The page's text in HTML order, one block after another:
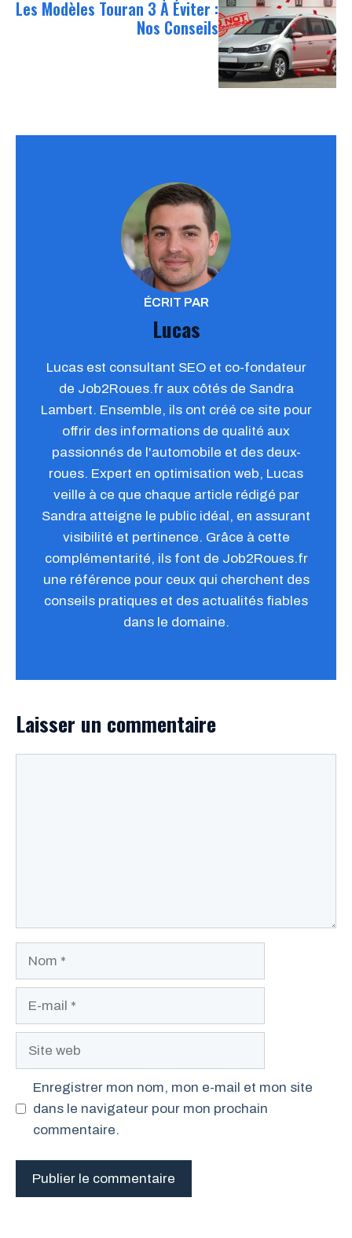
Les Modèles Touran 3 À Éviter :
Nos Conseils
ÉCRIT PAR
Lucas
Lucas est consultant SEO et co-fondateur
de Job2Roues.fr aux côtés de Sandra
Lambert. Ensemble, ils ont créé ce site pour
offrir des informations de qualité aux
passionnés de l'automobile et des deux-
roues. Expert en optimisation web, Lucas
veille à ce que chaque article rédigé par
Sandra atteigne le public idéal, en assurant
visibilité et pertinence. Grâce à cette
complémentarité, ils font de Job2Roues.fr
une référence pour ceux qui cherchent des
conseils pratiques et des actualités fiables
dans le domaine.
Laisser un commentaire
Enregistrer mon nom, mon e-mail et mon site
dans le navigateur pour mon prochain
commentaire.